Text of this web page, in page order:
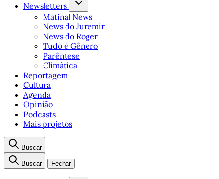
Newsletters
Matinal News
News do Juremir
News do Roger
Tudo é Gênero
Parêntese
Climática
Reportagem
Cultura
Agenda
Opinião
Podcasts
Mais projetos
Buscar
Buscar Fechar